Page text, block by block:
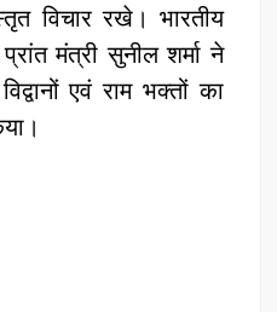
विचार रखे। भारतीय
मंत्री सुनील शर्मा ने
एवं राम भक्तों का